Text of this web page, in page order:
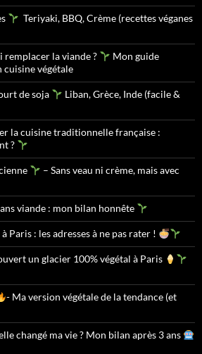
Teriyaki, BBQ, Crème (recettes véganes
remplacer la viande ?
Mon guide
végétale
de soja
Liban, Grèce, Inde (facile &
la cuisine traditionnelle française :
?
– Sans veau ni crème, mais avec
viande : mon bilan honnête
Paris : les adresses à ne pas rater !
un glacier 100% végétal à Paris
- Ma version végétale de la tendance (et
changé ma vie ? Mon bilan après 3 ans